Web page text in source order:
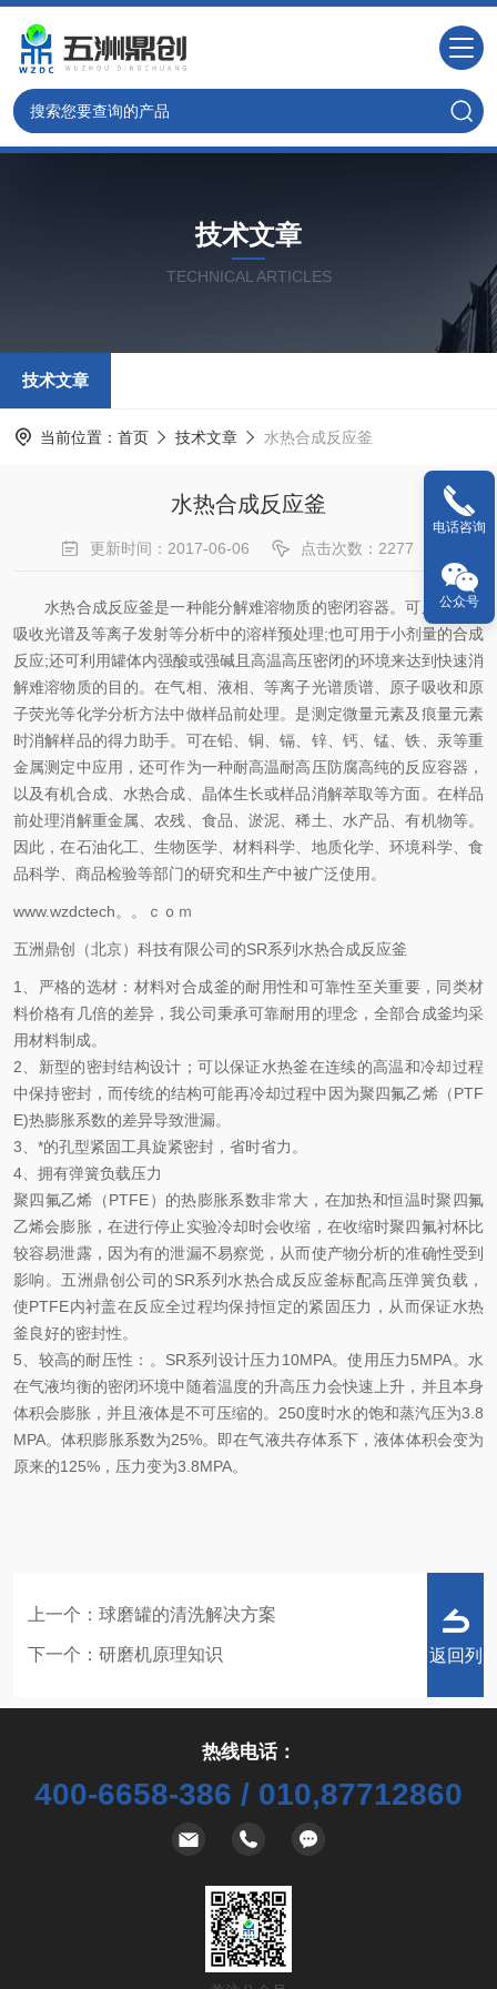
技术文章
TECHNICAL ARTICLES
技术文章
当前位置： 首页 技术文章 水热合成反应釜
水热合成反应釜
更新时间：2017-06-06 点击次数：2277
水热合成反应釜是一种能分解难溶物质的密闭容器。可用于原子
吸收光谱及等离子发射等分析中的溶样预处理;也可用于小剂量的合成
反应;还可利用罐体内强酸或强碱且高温高压密闭的环境来达到快速消
解难溶物质的目的。在气相、液相、等离子光谱质谱、原子吸收和原
子荧光等化学分析方法中做样品前处理。是测定微量元素及痕量元素
时消解样品的得力助手。可在铅、铜、镉、锌、钙、锰、铁、汞等重
金属测定中应用，还可作为一种耐高温耐高压防腐高纯的反应容器，
以及有机合成、水热合成、晶体生长或样品消解萃取等方面。在样品
前处理消解重金属、农残、食品、淤泥、稀土、水产品、有机物等。
因此，在石油化工、生物医学、材料科学、地质化学、环境科学、食
品科学、商品检验等部门的研究和生产中被广泛使用。
www.wzdctech。。ｃｏｍ
五洲鼎创（北京）科技有限公司的SR系列 水热合成反应釜
1、 严格的选材 ：材料对合成釜的耐用性和可靠性至关重要，同类材
料价格有几倍的差异，我公司秉承可靠耐用的理念，全部合成釜均采
用材料制成。
2、 新型的密封结构设计 ；可以保证水热釜在连续的高温和冷却过程
中保持密封，而传统的结构可能再冷却过程中因为聚四氟乙烯（PTF
E)热膨胀系数的差异导致泄漏。
3、 *的孔型紧固工具旋紧密封 ，省时省力。
4、 拥有弹簧负载压力
聚四氟乙烯（PTFE）的热膨胀系数非常大，在加热和恒温时聚四氟
乙烯会膨胀，在进行停止实验冷却时会收缩，在收缩时聚四氟衬杯比
较容易泄露，因为有的泄漏不易察觉，从而使产物分析的准确性受到
影响。五洲鼎创公司的SR系列 水热合成反应釜标配高压弹簧负载，
使PTFE内衬盖在反应全过程均保持恒定的紧固压力，从而保证水热
釜良好的密封性。
5、 较高的耐压性 ：。SR系列 设计压力10MPA。使用压力5MPA。水
在气液均衡的密闭环境中随着温度的升高压力会快速上升，并且本身
体积会膨胀，并且液体是不可压缩的。250度时水的饱和蒸汽压为3.8
MPA。体积膨胀系数为25%。即在气液共存体系下，液体体积会变为
原来的125%，压力变为3.8MPA。
上一个： 球磨罐的清洗解决方案
下一个： 研磨机原理知识 返回列
热线电话：
400-6658-386 / 010,87712860
电话咨询
公众号